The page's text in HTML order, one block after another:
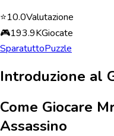
⭐10.0Valutazione
🎮193.9KGiocate
SparatuttoPuzzle
Introduzione al
Come Giocare
Assassino